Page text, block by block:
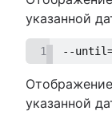
указанной
1 --
указанной